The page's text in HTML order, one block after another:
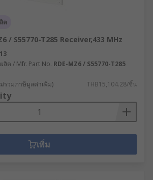
ต
/ S55770-T285 Receiver,433 MHz
ลิต / Mfr. Part No. RDE-MZ6 / S55770-T285
รวมภาษีมูลค่าเพิ่ม) THB15,104.28/ชิ้น
เพิ่ม